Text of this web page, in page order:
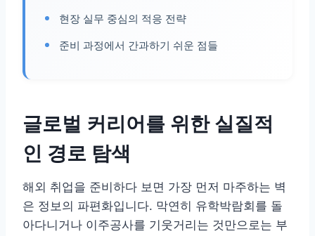
현장 실무 중심의 적응 전략
준비 과정에서 간과하기 쉬운 점들
글로벌 커리어를 위한 실질적
인 경로 탐색
해외 취업을 준비하다 보면 가장 먼저 마주하는 벽
은 정보의 파편화입니다. 막연히 유학박람회를 돌
아다니거나 이주공사를 기웃거리는 것만으로는 부